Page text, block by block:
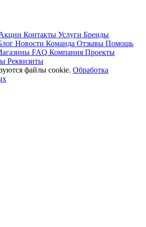
Контакты Услуги Бренды
Новости Команда Отзывы Помощь
FAQ Компания Проекты
Реквизиты
файлы cookie. Обработка